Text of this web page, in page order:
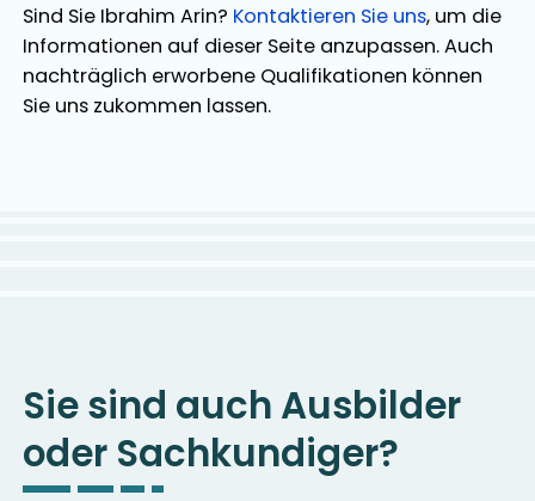
Sind Sie Ibrahim Arin? Kontaktieren Sie uns, um die
Informationen auf dieser Seite anzupassen. Auch
nachträglich erworbene Qualifikationen können
Sie uns zukommen lassen.
Sie sind auch Ausbilder
oder Sachkundiger?